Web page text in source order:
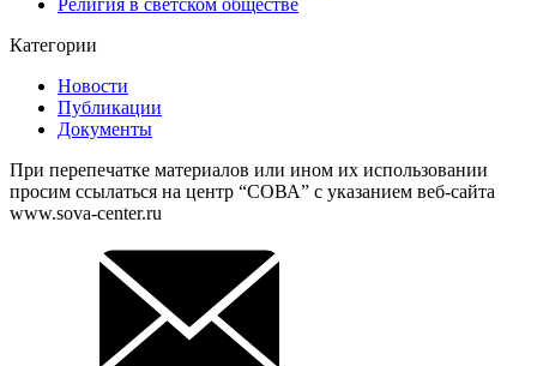
Религия в светском обществе
Категории
Новости
Публикации
Документы
При перепечатке материалов или ином их использовании
просим ссылаться на центр “СОВА” с указанием веб-сайта
www.sova-center.ru